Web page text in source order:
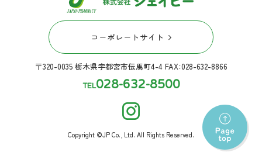
コーポレートサイト
〒320-0035 栃木県宇都宮市伝馬町4-4 FAX：028-632-8866
TEL028-632-8500
Copyright ©JP Co., Ltd. All Rights Reserved.